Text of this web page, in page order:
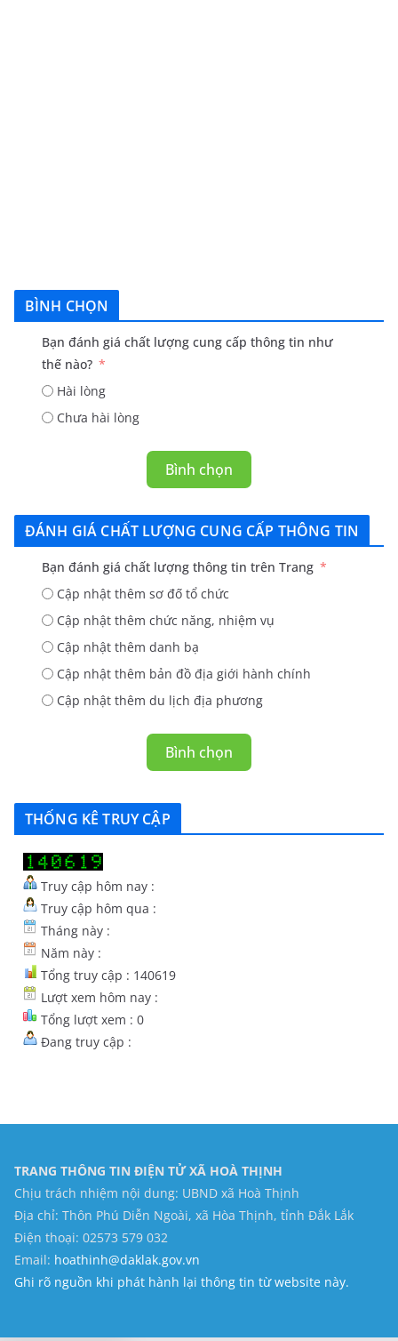
BÌNH CHỌN
Bạn đánh giá chất lượng cung cấp thông tin như
thế nào?
Hài lòng
Chưa hài lòng
Bình chọn
ĐÁNH GIÁ CHẤT LƯỢNG CUNG CẤP THÔNG TIN
Bạn đánh giá chất lượng thông tin trên Trang
Cập nhật thêm sơ đố tổ chức
Cập nhật thêm chức năng, nhiệm vụ
Cập nhật thêm danh bạ
Cập nhật thêm bản đồ địa giới hành chính
Cập nhật thêm du lịch địa phương
Bình chọn
THỐNG KÊ TRUY CẬP
Truy cập hôm nay :
Truy cập hôm qua :
Tháng này :
Năm này :
Tổng truy cập : 140619
Lượt xem hôm nay :
Tổng lượt xem : 0
Đang truy cập :
TRANG THÔNG TIN ĐIỆN TỬ XÃ HOÀ THỊNH
Chịu trách nhiệm nội dung: UBND xã Hoà Thịnh
Địa chỉ: Thôn Phú Diễn Ngoài, xã Hòa Thịnh, tỉnh Đắk Lắk
Điện thoại: 02573 579 032
Email: hoathinh@daklak.gov.vn
Ghi rõ nguồn khi phát hành lại thông tin từ website này.